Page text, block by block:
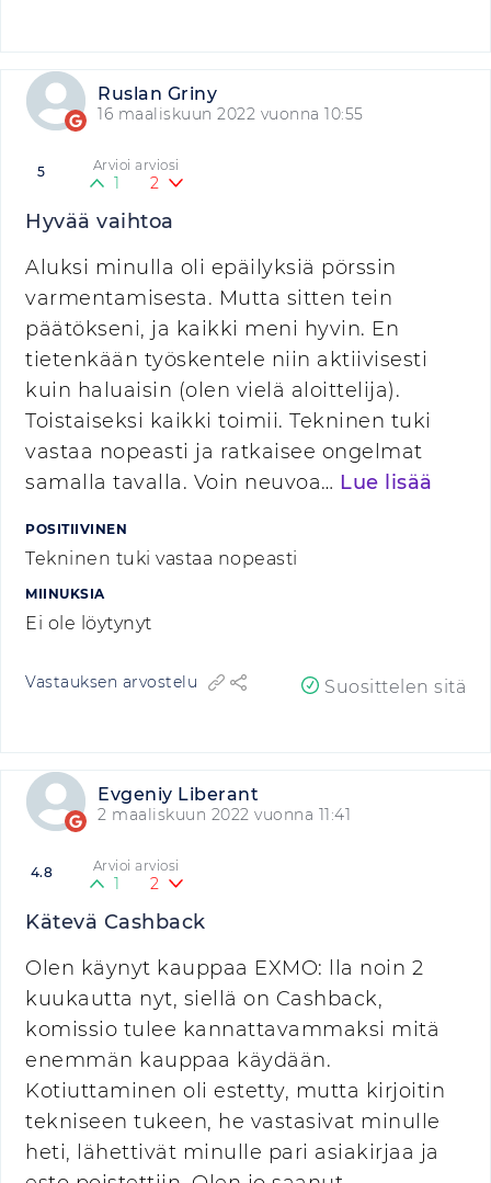
Ruslan Griny
16 maaliskuun 2022 vuonna 10:55
5 Arvioi arviosi
1 2
Hyvää vaihtoa
Aluksi minulla oli epäilyksiä pörssin
varmentamisesta. Mutta sitten tein
päätökseni, ja kaikki meni hyvin. En
tietenkään työskentele niin aktiivisesti
kuin haluaisin (olen vielä aloittelija).
Toistaiseksi kaikki toimii. Tekninen tuki
vastaa nopeasti ja ratkaisee ongelmat
samalla tavalla. Voin neuvoa… Lue lisää
POSITIIVINEN
Tekninen tuki vastaa nopeasti
MIINUKSIA
Ei ole löytynyt
Vastauksen arvostelu Suosittelen sitä
Evgeniy Liberant
2 maaliskuun 2022 vuonna 11:41
4.8 Arvioi arviosi
1 2
Kätevä Cashback
Olen käynyt kauppaa EXMO: lla noin 2
kuukautta nyt, siellä on Cashback,
komissio tulee kannattavammaksi mitä
enemmän kauppaa käydään.
Kotiuttaminen oli estetty, mutta kirjoitin
tekniseen tukeen, he vastasivat minulle
heti, lähettivät minulle pari asiakirjaa ja